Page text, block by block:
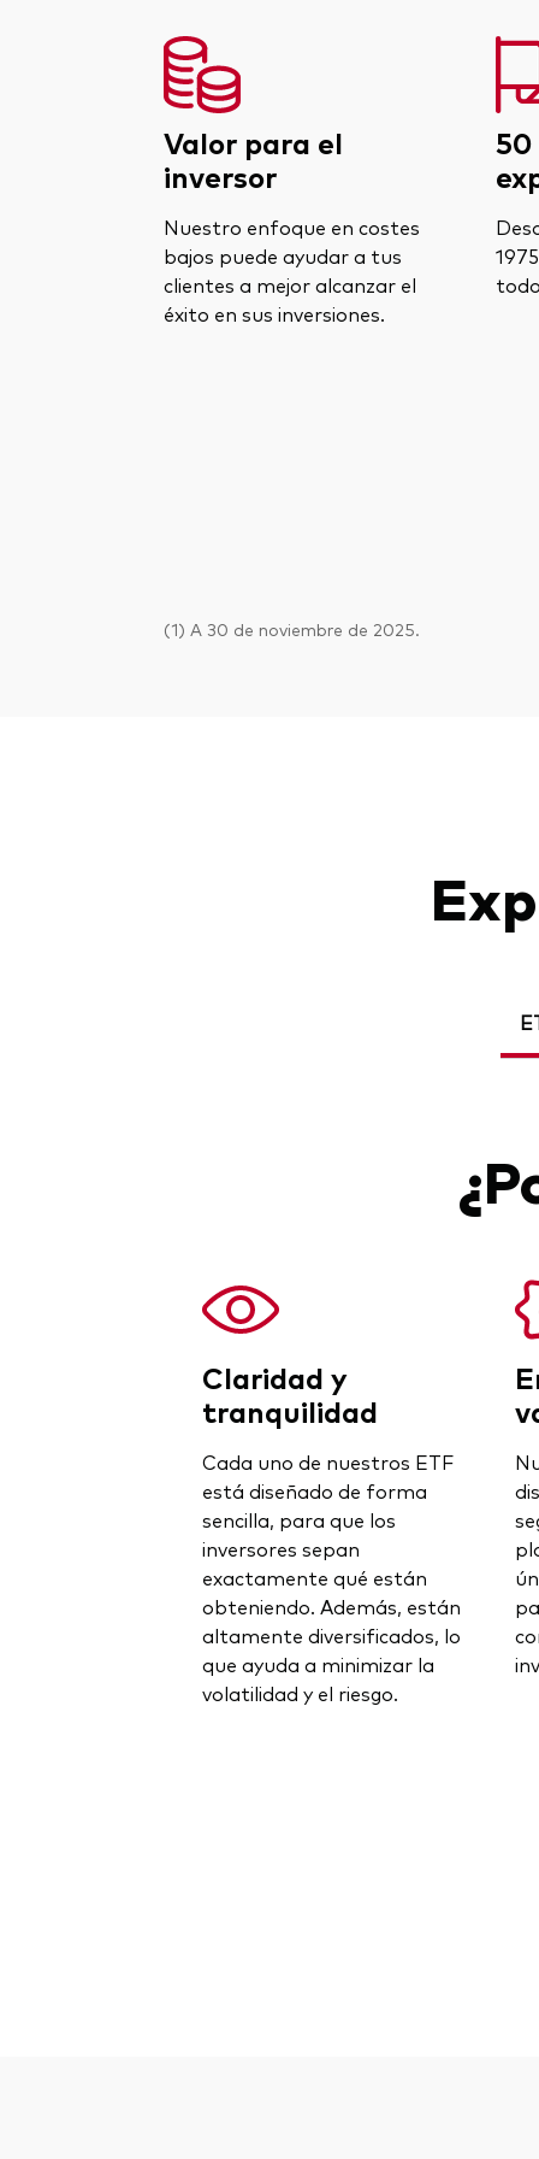
Valor para el
inversor
Nuestro enfoque en costes
bajos puede ayudar a tus
clientes a mejor alcanzar el
éxito en sus inversiones.
50
(1) A 30 de noviembre de 2025.
Claridad y
tranquilidad
Cada uno de nuestros ETF
está diseñado de forma
sencilla, para que los
inversores sepan
exactamente qué están
obteniendo. Además, están
altamente diversificados, lo
que ayuda a minimizar la
volatilidad y el riesgo.